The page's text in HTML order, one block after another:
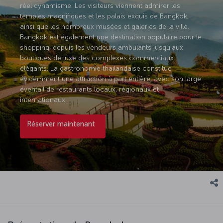
réel dynamisme. Les visiteurs viennent admirer les
temples magnifiques et les palais exquis de Bangkok,
ainsi que les nombreux musées et galeries de la ville.
Bangkok est également une destination populaire pour le
shopping, depuis les vendeurs ambulants jusqu’aux
boutiques de luxe des complexes commerciaux
élégants. La gastronomie thaïlandaise constitue
évidemment une attraction à part entière, avec son large
éventail de restaurants locaux, régionaux et
internationaux.
Réserver maintenant